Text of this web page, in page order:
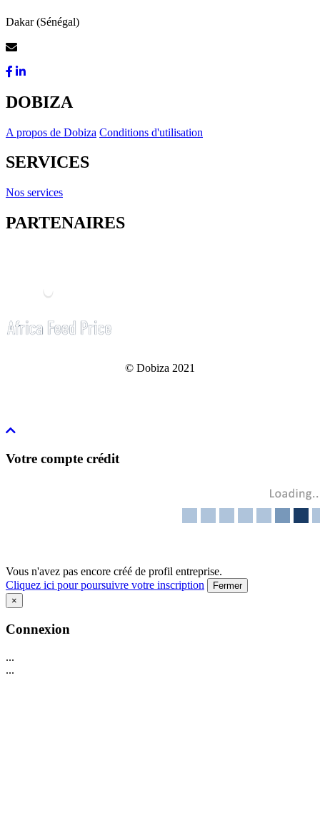
Dakar (Sénégal)
DOBIZA
A propos de Dobiza Conditions d'utilisation
SERVICES
Nos services
PARTENAIRES
© Dobiza 2021
Votre compte crédit
Vous n'avez pas encore créé de profil entreprise.
Cliquez ici pour poursuivre votre inscription
Fermer
×
Connexion
...
...